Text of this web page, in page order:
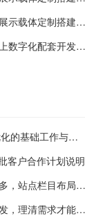
载体定制搭建服务
开发与地域检索优化服务
础工作与实施思路
客户合作计划说明
栏目布局规划参考思路
才能提升数字化落地效率